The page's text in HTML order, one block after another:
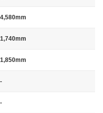
4,580mm
1,740mm
1,850mm
-
-